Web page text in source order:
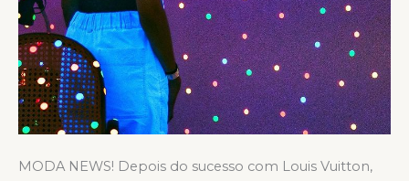
MODA NEWS! Depois do sucesso com Louis Vuitton,